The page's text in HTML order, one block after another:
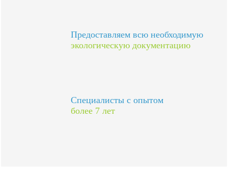
Предоставляем всю необходимую
экологическую документацию
Специалисты с опытом
более 7 лет